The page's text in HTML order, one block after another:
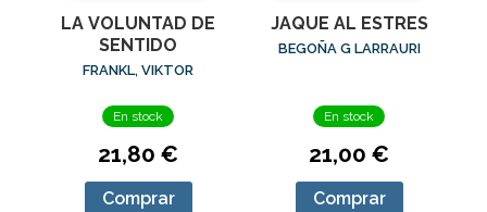
LA VOLUNTAD DE
SENTIDO
FRANKL, VIKTOR
En stock
21,80 €
Comprar
JAQUE AL ESTRES
BEGOÑA G LARRAURI
En stock
21,00 €
Comprar